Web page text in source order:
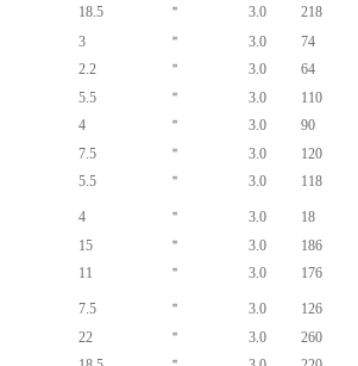
18.5 ＂ 3.0
218
3 ＂ 3.0
74
2.2 ＂ 3.0
64
5.5 ＂ 3.0
110
4 ＂ 3.0
90
7.5 ＂ 3.0
120
5.5 ＂ 3.0
118
4 ＂ 3.0
18
15 ＂ 3.0
186
11 ＂ 3.0
176
7.5 ＂ 3.0
126
22 ＂ 3.0
260